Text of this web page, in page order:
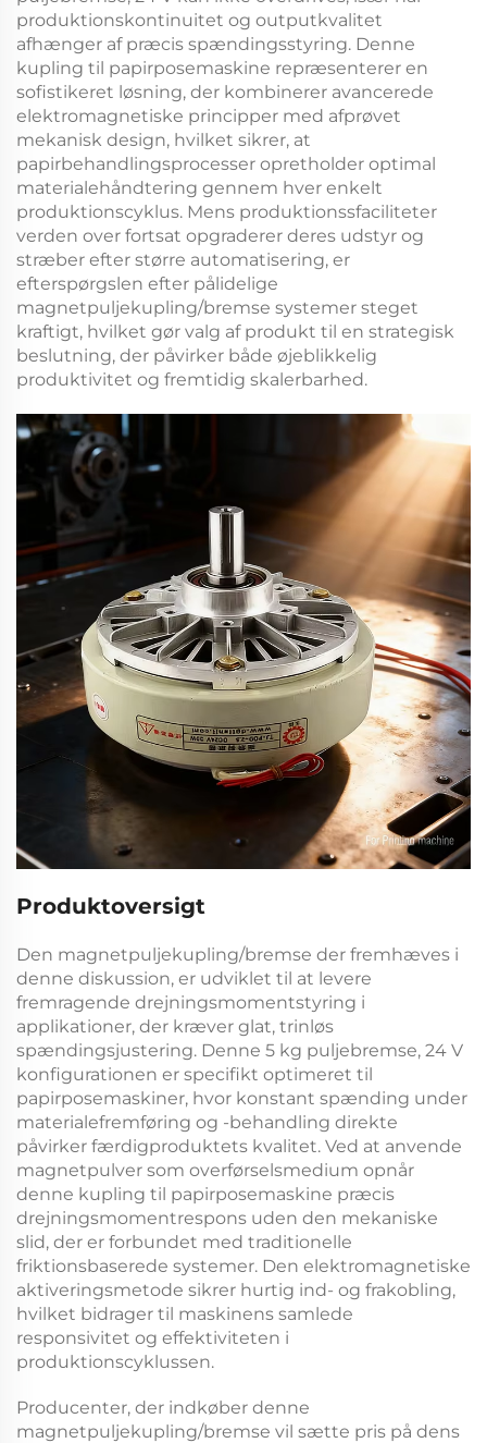
produktionskontinuitet og outputkvalitet
afhænger af præcis spændingsstyring. Denne
kupling til papirposemaskine repræsenterer en
sofistikeret løsning, der kombinerer avancerede
elektromagnetiske principper med afprøvet
mekanisk design, hvilket sikrer, at
papirbehandlingsprocesser opretholder optimal
materialehåndtering gennem hver enkelt
produktionscyklus. Mens produktionssfaciliteter
verden over fortsat opgraderer deres udstyr og
stræber efter større automatisering, er
efterspørgslen efter pålidelige
magnetpuljekupling/bremse systemer steget
kraftigt, hvilket gør valg af produkt til en strategisk
beslutning, der påvirker både øjeblikkelig
produktivitet og fremtidig skalerbarhed.
Produktoversigt
Den magnetpuljekupling/bremse der fremhæves i
denne diskussion, er udviklet til at levere
fremragende drejningsmomentstyring i
applikationer, der kræver glat, trinløs
spændingsjustering. Denne 5 kg puljebremse, 24 V
konfigurationen er specifikt optimeret til
papirposemaskiner, hvor konstant spænding under
materialefremføring og -behandling direkte
påvirker færdigproduktets kvalitet. Ved at anvende
magnetpulver som overførselsmedium opnår
denne kupling til papirposemaskine præcis
drejningsmomentrespons uden den mekaniske
slid, der er forbundet med traditionelle
friktionsbaserede systemer. Den elektromagnetiske
aktiveringsmetode sikrer hurtig ind- og frakobling,
hvilket bidrager til maskinens samlede
responsivitet og effektiviteten i
produktionscyklussen.
Producenter, der indkøber denne
magnetpuljekupling/bremse vil sætte pris på dens